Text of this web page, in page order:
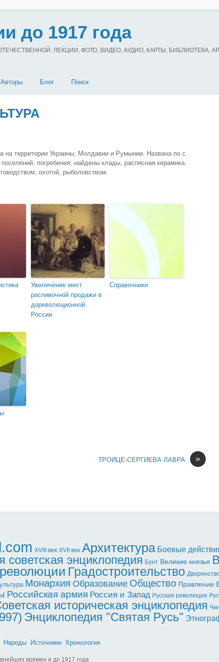
до 1917 года
ЛЕКЦИИ, ФОТО, ВИДЕО, АУДИО, КАРТЫ, БИБЛИОТЕКА,
Авторы Блог Поиск
на территории Украины, Молдавии и Румынии. Названа по с.
погребения; найдены клады, расписная керамика.
охотой, рыболовством.
Увеличение мест
распивочной продажи в
дореволюционной
России
Справочники
»
ТРОИЦЕ-СЕРГИЕВА ЛАВРА
XVIII век XVII век Архитектура Боевые
советская энциклопедия Бунт Великие князья
Градостроительство
Монархия Образование Общество Правление
Российская армия Россия и Запад Русская революция
историческая энциклопедия
Энциклопедия "Святая Русь"
Народы Источники Хронология
времен и до 1917 года